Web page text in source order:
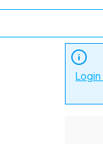
Login